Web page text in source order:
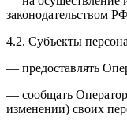
законодательством
4.2. Субъекты
— предоставлять
— сообщать
изменении) своих